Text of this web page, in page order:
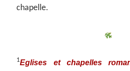
chapelle.
1Eglises et chapelles